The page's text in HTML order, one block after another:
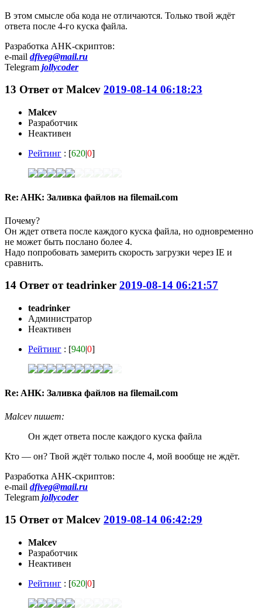
В этом смысле оба кода не отличаются. Только твой ждёт
ответа после 4-го куска файла.
Разработка AHK-скриптов:
e-mail dfiveg@mail.ru
Telegram jollycoder
13 Ответ отMalcev 2019-08-14 06:18:23
Malcev
Разработчик
Неактивен
Рейтинг : [620|0]
Re: AHK: Заливка файлов на filemail.com
Почему?
Он ждет ответа после каждого куска файла, но одновременно
не может быть послано более 4.
Надо попробовать замерить скорость загрузки через IE и
сравнить.
14 Ответ отteadrinker 2019-08-14 06:21:57
teadrinker
Администратор
Неактивен
Рейтинг : [940|0]
Re: AHK: Заливка файлов на filemail.com
Malcev пишет:
Он ждет ответа после каждого куска файла
Кто — он? Твой ждёт только после 4, мой вообще не ждёт.
Разработка AHK-скриптов:
e-mail dfiveg@mail.ru
Telegram jollycoder
15 Ответ отMalcev 2019-08-14 06:42:29
Malcev
Разработчик
Неактивен
Рейтинг : [620|0]